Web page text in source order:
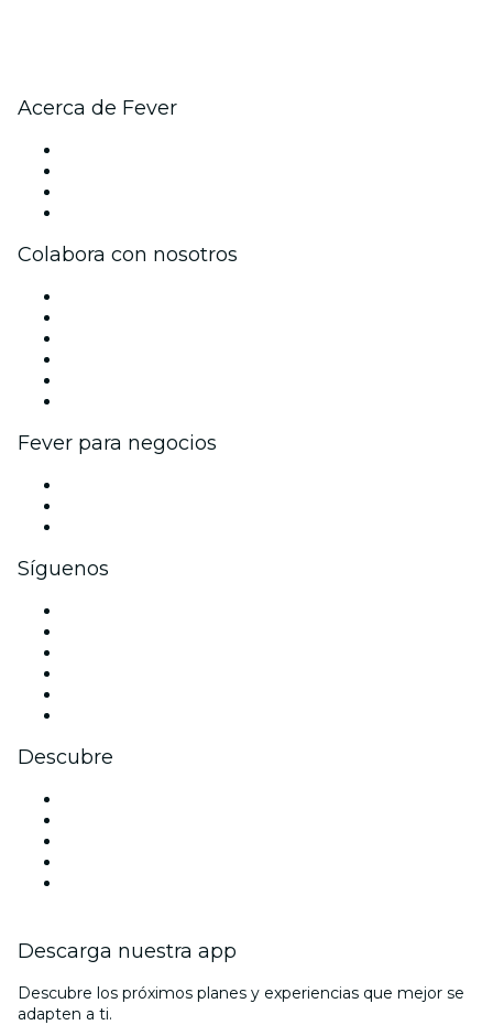
Acerca de Fever
Colabora con nosotros
Fever para negocios
Síguenos
Descubre
Descarga nuestra app
Descubre los próximos planes y experiencias que mejor se
adapten a ti.